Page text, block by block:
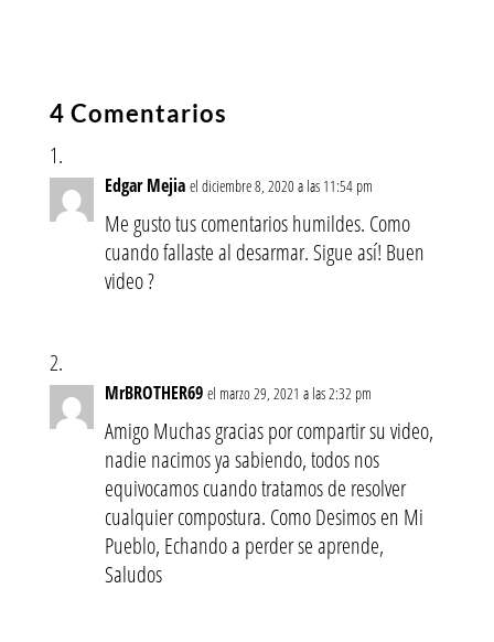
4 Comentarios
Edgar Mejia el diciembre 8, 2020 a las 11:54 pm
Me gusto tus comentarios humildes. Como
cuando fallaste al desarmar. Sigue así! Buen
video ?
MrBROTHER69 el marzo 29, 2021 a las 2:32 pm
Amigo Muchas gracias por compartir su video,
nadie nacimos ya sabiendo, todos nos
equivocamos cuando tratamos de resolver
cualquier compostura. Como Desimos en Mi
Pueblo, Echando a perder se aprende,
Saludos